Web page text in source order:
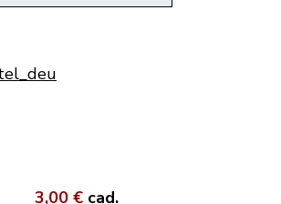
3,00 € cad.